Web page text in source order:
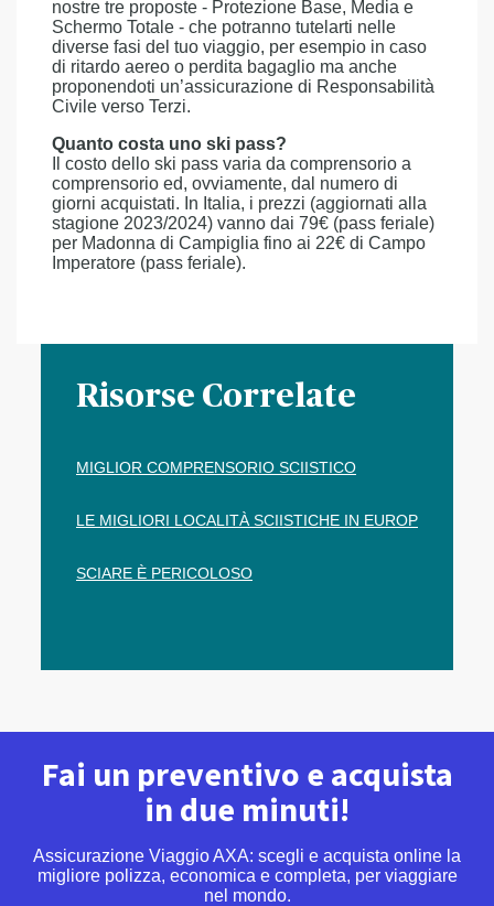
nostre tre proposte - Protezione Base, Media e
Schermo Totale - che potranno tutelarti nelle
diverse fasi del tuo viaggio, per esempio in caso
di ritardo aereo o perdita bagaglio ma anche
proponendoti un’assicurazione di Responsabilità
Civile verso Terzi.
Quanto costa uno ski pass?
Il costo dello ski pass varia da comprensorio a
comprensorio ed, ovviamente, dal numero di
giorni acquistati. In Italia, i prezzi (aggiornati alla
stagione 2023/2024) vanno dai 79€ (pass feriale)
per Madonna di Campiglia fino ai 22€ di Campo
Imperatore (pass feriale).
Risorse Correlate
MIGLIOR COMPRENSORIO SCIISTICO
LE MIGLIORI LOCALITÀ SCIISTICHE IN EUROP
SCIARE È PERICOLOSO
Fai un preventivo e acquista
in due minuti!
Assicurazione Viaggio AXA: scegli e acquista online la
migliore polizza, economica e completa, per viaggiare
nel mondo.